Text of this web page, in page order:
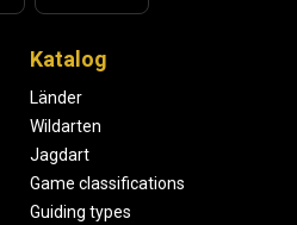
Katalog
Länder
Wildarten
Jagdart
Game classifications
Guiding types